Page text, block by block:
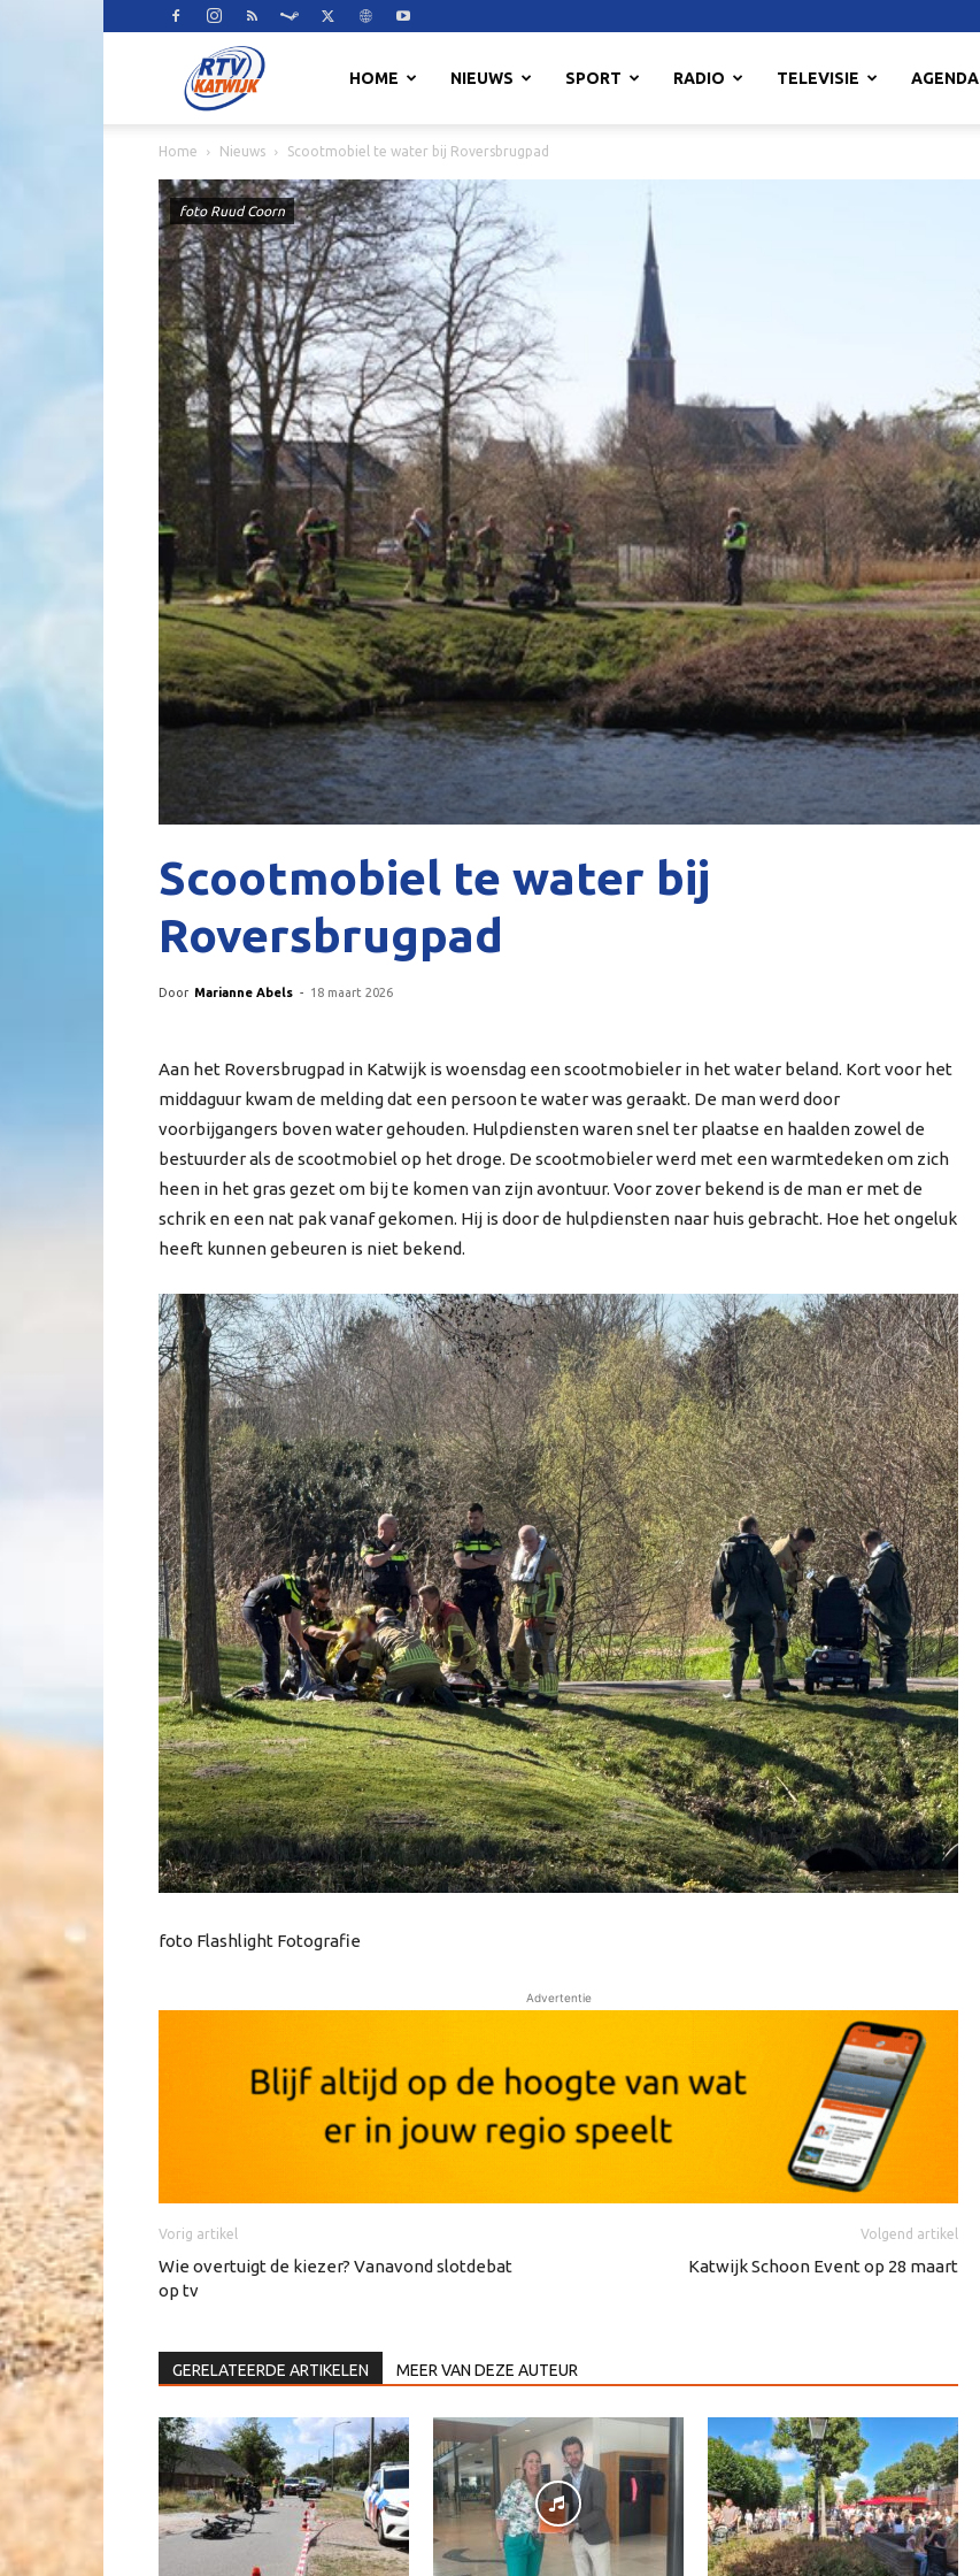
HOME NIEUWS SPORT RADIO TELEVISIE AGENDA
Home Nieuws Scootmobiel te water bij Roversbrugpad
foto Ruud Coorn
Scootmobiel te water bij
Roversbrugpad
Door Marianne Abels - 18 maart 2026
Aan het Roversbrugpad in Katwijk is woensdag een scootmobieler in het water beland. Kort voor het
middaguur kwam de melding dat een persoon te water was geraakt. De man werd door
voorbijgangers boven water gehouden. Hulpdiensten waren snel ter plaatse en haalden zowel de
bestuurder als de scootmobiel op het droge. De scootmobieler werd met een warmtedeken om zich
heen in het gras gezet om bij te komen van zijn avontuur. Voor zover bekend is de man er met de
schrik en een nat pak vanaf gekomen. Hij is door de hulpdiensten naar huis gebracht. Hoe het ongeluk
heeft kunnen gebeuren is niet bekend.
foto Flashlight Fotografie
Advertentie
Vorig artikel
Wie overtuigt de kiezer? Vanavond slotdebat
op tv
Volgend artikel
Katwijk Schoon Event op 28 maart
GERELATEERDE ARTIKELEN MEER VAN DEZE AUTEUR